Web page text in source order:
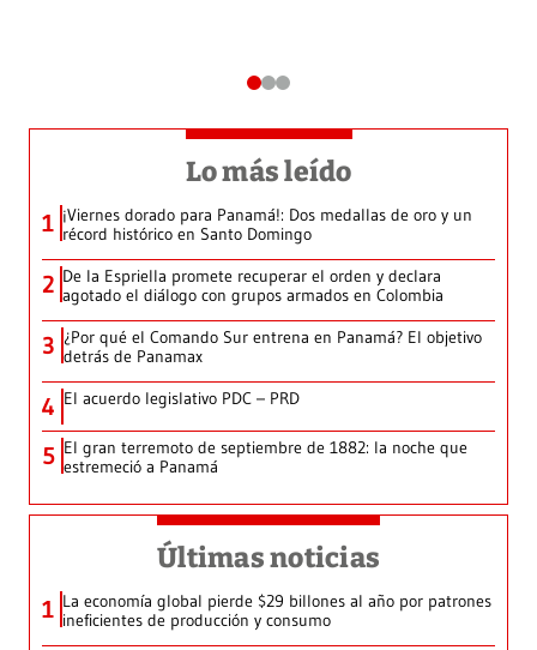
Lo más leído
1 ¡Viernes dorado para Panamá!: Dos medallas de oro y un
récord histórico en Santo Domingo
2 De la Espriella promete recuperar el orden y declara
agotado el diálogo con grupos armados en Colombia
3 ¿Por qué el Comando Sur entrena en Panamá? El objetivo
detrás de Panamax
4 El acuerdo legislativo PDC – PRD
5 El gran terremoto de septiembre de 1882: la noche que
estremeció a Panamá
Últimas noticias
1 La economía global pierde $29 billones al año por patrones
ineficientes de producción y consumo